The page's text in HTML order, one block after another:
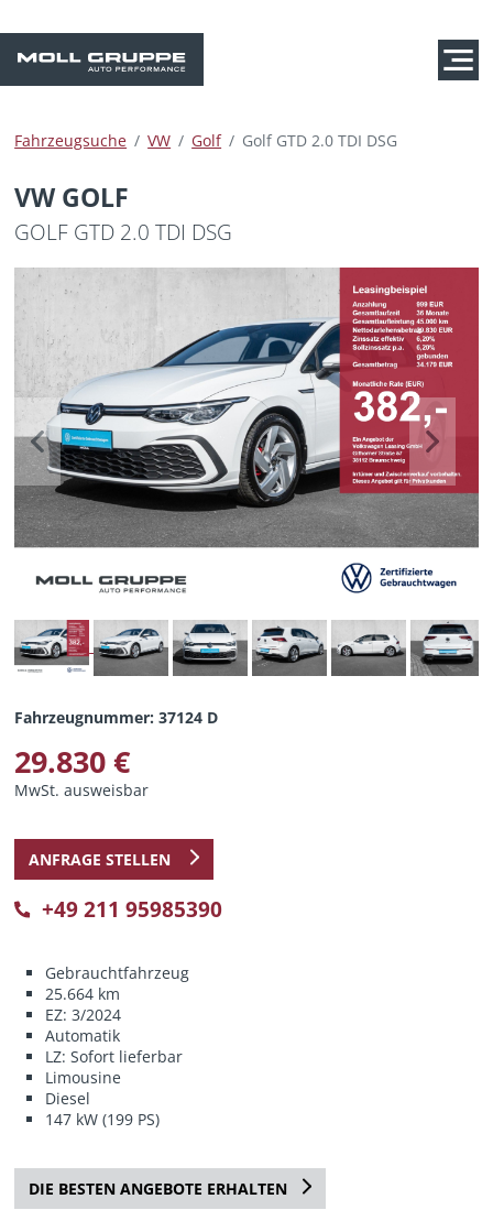
Fahrzeugsuche VW Golf Golf GTD 2.0 TDI DSG
VW GOLF
GOLF GTD 2.0 TDI DSG
Previous Next
Fahrzeugnummer: 37124 D
29.830 €
MwSt. ausweisbar
ANFRAGE STELLEN
+49 211 95985390
Gebrauchtfahrzeug
25.664 km
EZ: 3/2024
Automatik
LZ: Sofort lieferbar
Limousine
Diesel
147 kW (199 PS)
DIE BESTEN ANGEBOTE ERHALTEN